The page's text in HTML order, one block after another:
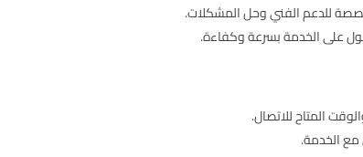
للدعم الفني وحل المشكلات.
على الخدمة بسرعة وكفاءة.
المتاح للاتصال.
مع الخدمة.